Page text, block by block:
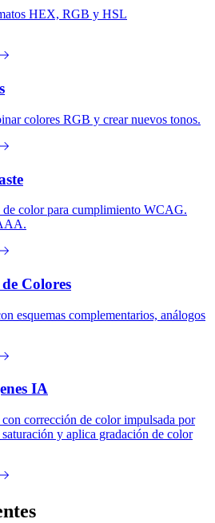
HEX, RGB y HSL
colores RGB y crear nuevos tonos.
de color para cumplimiento WCAG.
Colores
esquemas complementarios, análogos
IA
corrección de color impulsada por
y aplica gradación de color